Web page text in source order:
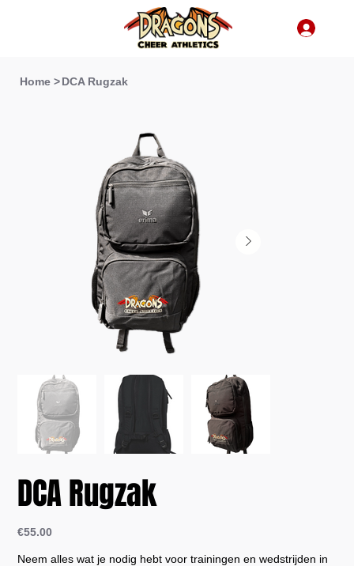
Home >DCA Rugzak
DCA Rugzak
Price
€55.00
Neem alles wat je nodig hebt voor trainingen en wedstrijden in